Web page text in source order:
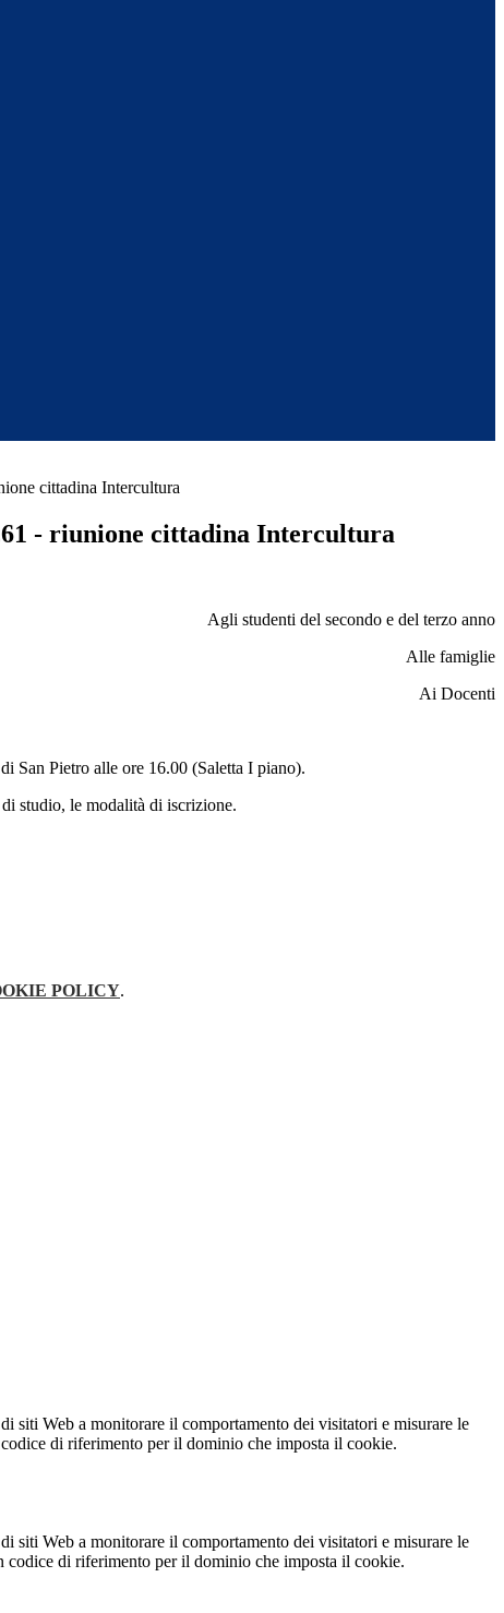
cittadina Intercultura
- riunione cittadina Intercultura
Agli studenti del secondo e del terzo anno
Alle famiglie
Ai Docenti
San Pietro alle ore 16.00 (Saletta I piano).
studio, le modalità di iscrizione.
POLICY.
siti Web a monitorare il comportamento dei visitatori e misurare le
di riferimento per il dominio che imposta il cookie.
siti Web a monitorare il comportamento dei visitatori e misurare le
codice di riferimento per il dominio che imposta il cookie.